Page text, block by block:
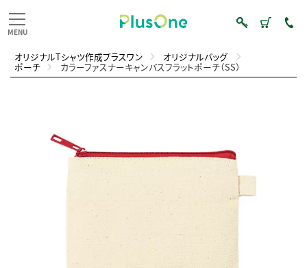
オリジナルTシャツ作成プラスワン オリジナルバッグ
ポーチ カラーファスナーキャンバスフラットポーチ（SS）